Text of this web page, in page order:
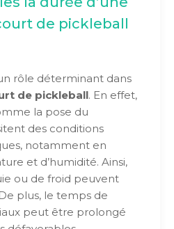
de pickleball
rôle déterminant dans
de pickleball. En effet,
la pose du
des conditions
notamment en
et d’humidité. Ainsi,
ou de froid peuvent
plus, le temps de
peut être prolongé